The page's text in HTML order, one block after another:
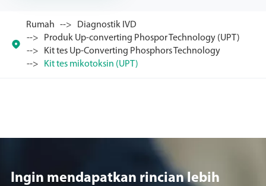

Rumah
Diagnostik IVD
Produk Up-converting Phospor Technology (UPT)
Kit tes Up-Converting Phosphors Technology
Kit tes mikotoksin (UPT)
Ingin mendapatkan rincian lebih